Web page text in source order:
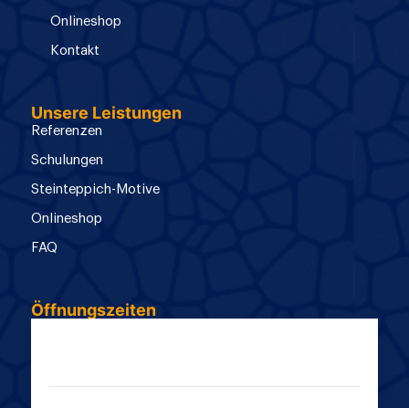
Onlineshop
Kontakt
Unsere Leistungen
Referenzen
Schulungen
Steinteppich-Motive
Onlineshop
FAQ
Öffnungszeiten